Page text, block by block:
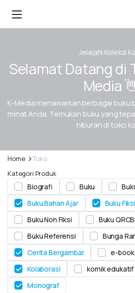
Jelajahi Koleksi
Selamat Datang di
Media
K-Media menawarkan berbagai buku
minat Anda. Temukan buku yang
hiburan di toko
Home
Toko
Kategori Produk
Biografi Buku
Buku Bahan Ajar
Buku Fiksi
Buku Non Fiksi
Buku
Buku Referensi
Bunga
Cerita Bergambar
e-book
Kolaborasi
komik edukatif
Monograf